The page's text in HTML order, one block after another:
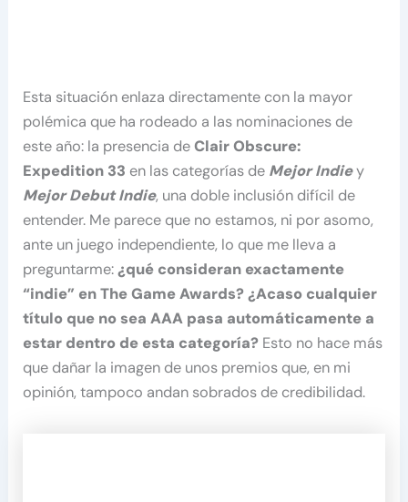
Esta situación enlaza directamente con la mayor
polémica que ha rodeado a las nominaciones de
este año: la presencia deClair Obscure:
Expedition 33 en las categorías de Mejor Indiey
Mejor Debut Indie, una doble inclusión difícil de
entender. Me parece que no estamos, ni por asomo,
ante un juego independiente, lo que me lleva a
preguntarme:¿qué consideran exactamente
“indie” en The Game Awards? ¿Acaso cualquier
título que no sea AAA pasa automáticamente a
estar dentro de esta categoría? Esto no hace más
que dañar la imagen de unos premios que, en mi
opinión, tampoco andan sobrados de credibilidad.